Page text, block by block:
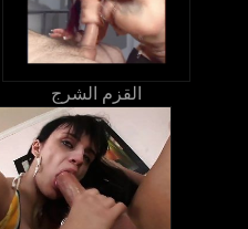
القزم الشرج